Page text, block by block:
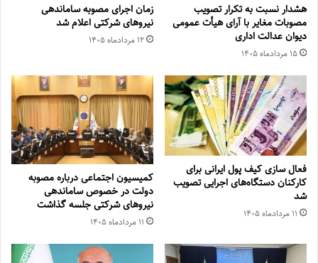
هشدار نسبت به تکرار تصویب
مصوبات مغایر با آرای هیأت عمومی
دیوان عدالت اداری
۱۵ مرداد‌ماه ۱۴۰۵
زمان اجرای مصوبه ساماندهی
نیروهای شرکتی اعلام شد
۱۲ مرداد‌ماه ۱۴۰۵
فعال سازی کیف پول ایرانی برای
کارکنان دستگاه‌های اجرایی تصویب
شد
۱۱ مرداد‌ماه ۱۴۰۵
کمیسیون اجتماعی درباره مصوبه
دولت در خصوص ساماندهی
نیروهای شرکتی جلسه گذاشت
۱۱ مرداد‌ماه ۱۴۰۵